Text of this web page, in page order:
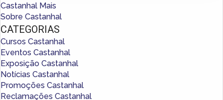
Castanhal Mais
Sobre Castanhal
CATEGORIAS
Cursos Castanhal
Eventos Castanhal
Exposição Castanhal
Notícias Castanhal
Promoções Castanhal
Reclamações Castanhal